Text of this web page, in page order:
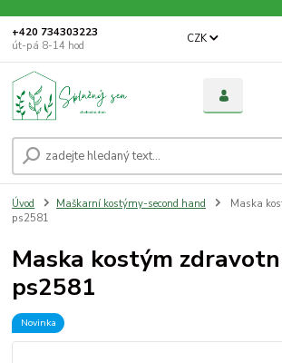
CZK
+420 734303223
út-pá 8-14 hod
Úvod Maškarní kostýmy-second hand
Maska
ps2581
Maska kostým
ps2581
Novinka